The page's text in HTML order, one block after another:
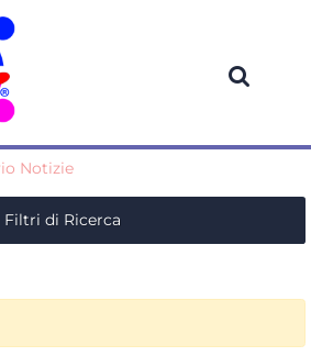
Notizie
Filtri di Ricerca